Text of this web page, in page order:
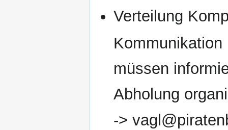
Verteilung
müssen
Abholung
->